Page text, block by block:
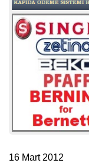
16 Mart 2012